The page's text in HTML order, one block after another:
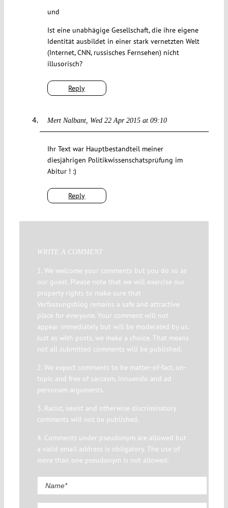
Reply
und
Ist eine unabhägige Gesellschaft, die ihre eigene
Identität ausbildet in einer stark vernetzten Welt
(Internet, CNN, russisches Fernsehen) nicht
illusorisch?
Mert Nalbant Wed 22 Apr 2015 at 09:10
Reply
Ihr Text war Hauptbestandteil meiner
diesjährigen Politikwissenschatsprüfung im
Abitur ! :)
WRITE A COMMENT
1. We welcome your comments but you do so as
our guest. Please note that we will exercise our
property rights to make sure that
Verfassungsblog remains a safe and attractive
place for everyone. Your comment will not
appear immediately but will be moderated by us.
Just as with posts, we make a choice. That means
not all submitted comments will be published.
2. We expect comments to be matter-of-fact, on-
topic and free of sarcasm, innuendo and ad
personam arguments.
3. Racist, sexist and otherwise discriminatory
comments will not be published.
4. Comments under pseudonym are allowed but
a valid email address is obligatory. The use of
more than one pseudonym is not allowed.